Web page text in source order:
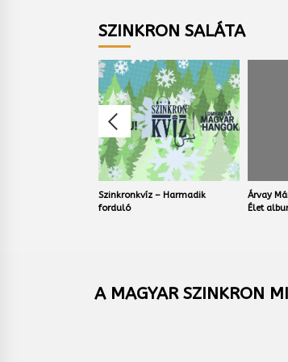
SZINKRON SALÁTA
Szinkronkvíz – Harmadik
forduló
Árvay
Élet
A MAGYAR SZINKRON